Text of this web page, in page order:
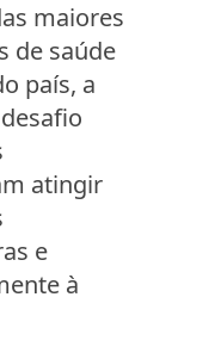
maiores
de saúde
país, a
atingir
e
à